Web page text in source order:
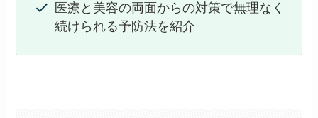
医療と美容の両面からの対策で無理なく
続けられる予防法を紹介